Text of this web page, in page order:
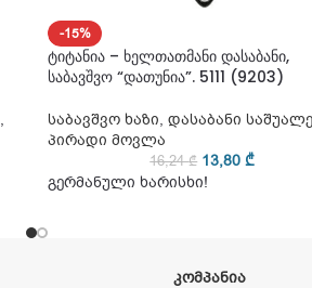
,
-15%
ტიტანია – ხელთათმანი დასაბანი,
საბავშვო “დათუნია”. 5111 (9203)
საბავშვო ხაზი, დასაბანი
პირადი მოვლა
16,24₾ 13,80₾
გერმანული ხარისხი!
ᲙᲝᲛᲞᲐᲜᲘᲐ